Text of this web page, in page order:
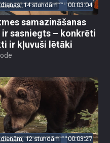
14 stundām 00:03:04
samazināšanas
ir sasniegts – konkrēti
ir kļuvuši lētāki
12 stundām 00:03:27